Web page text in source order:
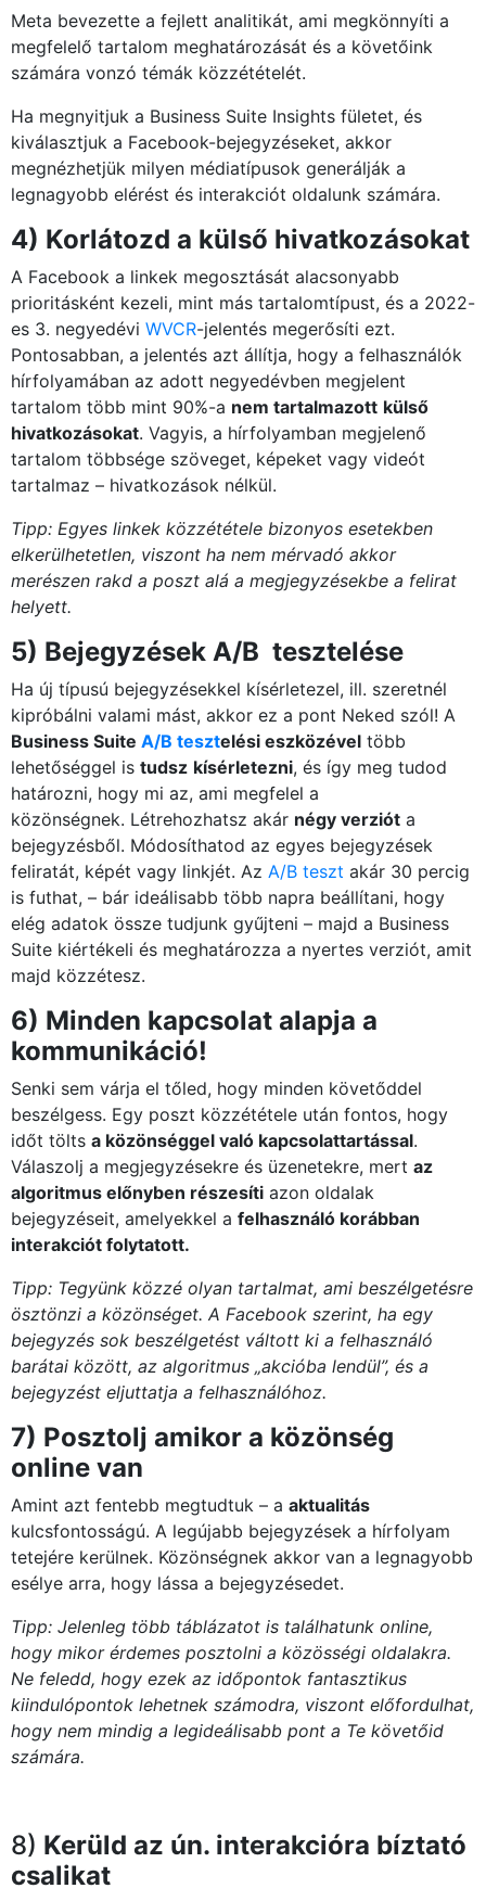
Meta bevezette a fejlett analitikát, ami megkönnyíti a
megfelelő tartalom meghatározását és a követőink
számára vonzó témák közzétételét.
Ha megnyitjuk a Business Suite Insights fületet, és
kiválasztjuk a Facebook-bejegyzéseket, akkor
megnézhetjük milyen médiatípusok generálják a
legnagyobb elérést és interakciót oldalunk számára.
4) Korlátozd a külső hivatkozásokat
A Facebook a linkek megosztását alacsonyabb
prioritásként kezeli, mint más tartalomtípust, és a 2022-
es 3. negyedévi WVCR-jelentés megerősíti ezt.
Pontosabban, a jelentés azt állítja, hogy a felhasználók
hírfolyamában az adott negyedévben megjelent
tartalom több mint 90%-a nem tartalmazott külső
hivatkozásokat. Vagyis, a hírfolyamban megjelenő
tartalom többsége szöveget, képeket vagy videót
tartalmaz – hivatkozások nélkül.
Tipp: Egyes linkek közzététele bizonyos esetekben
elkerülhetetlen, viszont ha nem mérvadó akkor
merészen rakd a poszt alá a megjegyzésekbe a felirat
helyett.
5) Bejegyzések A/B tesztelése
Ha új típusú bejegyzésekkel kísérletezel, ill. szeretnél
kipróbálni valami mást, akkor ez a pont Neked szól! A
Business Suite A/B tesztelési eszközével több
lehetőséggel is tudsz kísérletezni, és így meg tudod
határozni, hogy mi az, ami megfelel a
közönségnek. Létrehozhatsz akár négy verziót a
bejegyzésből. Módosíthatod az egyes bejegyzések
feliratát, képét vagy linkjét. Az A/B teszt akár 30 percig
is futhat, – bár ideálisabb több napra beállítani, hogy
elég adatok össze tudjunk gyűjteni – majd a Business
Suite kiértékeli és meghatározza a nyertes verziót, amit
majd közzétesz.
6) Minden kapcsolat alapja a
kommunikáció!
Senki sem várja el tőled, hogy minden követőddel
beszélgess. Egy poszt közzététele után fontos, hogy
időt tölts a közönséggel való kapcsolattartással.
Válaszolj a megjegyzésekre és üzenetekre, mert az
algoritmus előnyben részesíti azon oldalak
bejegyzéseit, amelyekkel a felhasználó korábban
interakciót folytatott.
Tipp: Tegyünk közzé olyan tartalmat, ami beszélgetésre
ösztönzi a közönséget. A Facebook szerint, ha egy
bejegyzés sok beszélgetést váltott ki a felhasználó
barátai között, az algoritmus „akcióba lendül”, és a
bejegyzést eljuttatja a felhasználóhoz.
7) Posztolj amikor a közönség
online van
Amint azt fentebb megtudtuk – a aktualitás
kulcsfontosságú. A legújabb bejegyzések a hírfolyam
tetejére kerülnek. Közönségnek akkor van a legnagyobb
esélye arra, hogy lássa a bejegyzésedet.
Tipp: Jelenleg több táblázatot is találhatunk online,
hogy mikor érdemes posztolni a közösségi oldalakra.
Ne feledd, hogy ezek az időpontok fantasztikus
kiindulópontok lehetnek számodra, viszont előfordulhat,
hogy nem mindig a legideálisabb pont a Te követőid
számára.
8) Kerüld az ún. interakcióra bíztató
csalikat